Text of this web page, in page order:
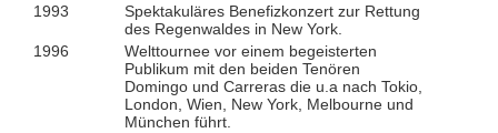
1993
Spektakuläres Benefizkonzert zur Rettung
des Regenwaldes in New York.
1996
Welttournee vor einem begeisterten
Publikum mit den beiden Tenören
Domingo und Carreras die u.a nach Tokio,
London, Wien, New York, Melbourne und
München führt.